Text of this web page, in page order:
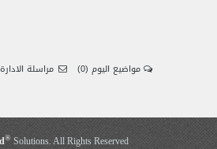
مراسلة الادارة مواضيع اليوم(0)
® Solutions. All Rights Reserved